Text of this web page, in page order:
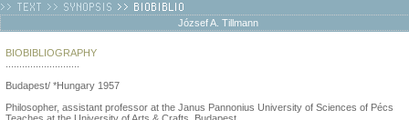
József A. Tillmann
BIOBIBLIOGRAPHY
Budapest/ *Hungary 1957
Philosopher, assistant professor at the Janus Pannonius University of Sciences of Pécs